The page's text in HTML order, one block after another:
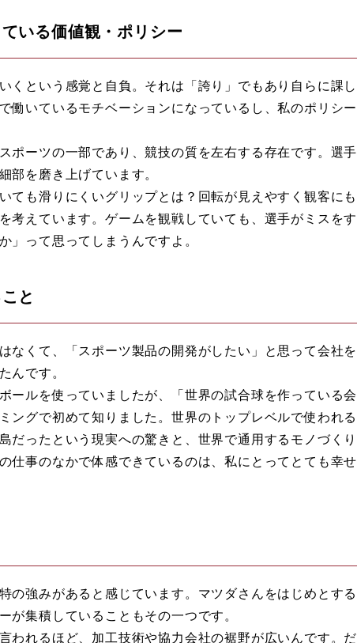
いる価値観・ポリシー
くという感覚と自負。それは「誇り」でもあり自らに課し
働いているモチベーションになっているし、私のポリシー
ポーツの一部であり、競技の質を左右する存在です。選手
部を磨き上げています。
ても滑りにくいグリップとは？回転が見えやすく観客にも
考えています。ゲームを観戦していても、選手がミスをす
」って思ってしまうんですよ。
と
なくて、「スポーツ製品の開発がしたい」と思って会社を
んです。
ールを使っていましたが、「世界の試合球を作っている会
ングで初めて知りました。世界のトップレベルで使われる
だったという現実への驚きと、世界で通用するモノづくり
仕事のなかで体感できているのは、私にとってとても幸せ
の強みがあると感じています。マツダさんをはじめとする
集積していることもその一つです。
われるほど、加工技術や協力会社の裾野が広いんです。だ